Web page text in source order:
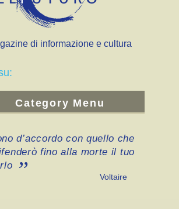
di informazione e cultura
Category Menu
d’accordo con quello che
fino alla morte il tuo
Voltaire